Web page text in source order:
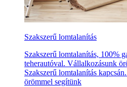
Szakszerű lomtalanítás
Szakszerű lomtalanítás, 100%
teherautóval. Vállalkozásunk
Szakszerű lomtalanítás
örömmel segítünk